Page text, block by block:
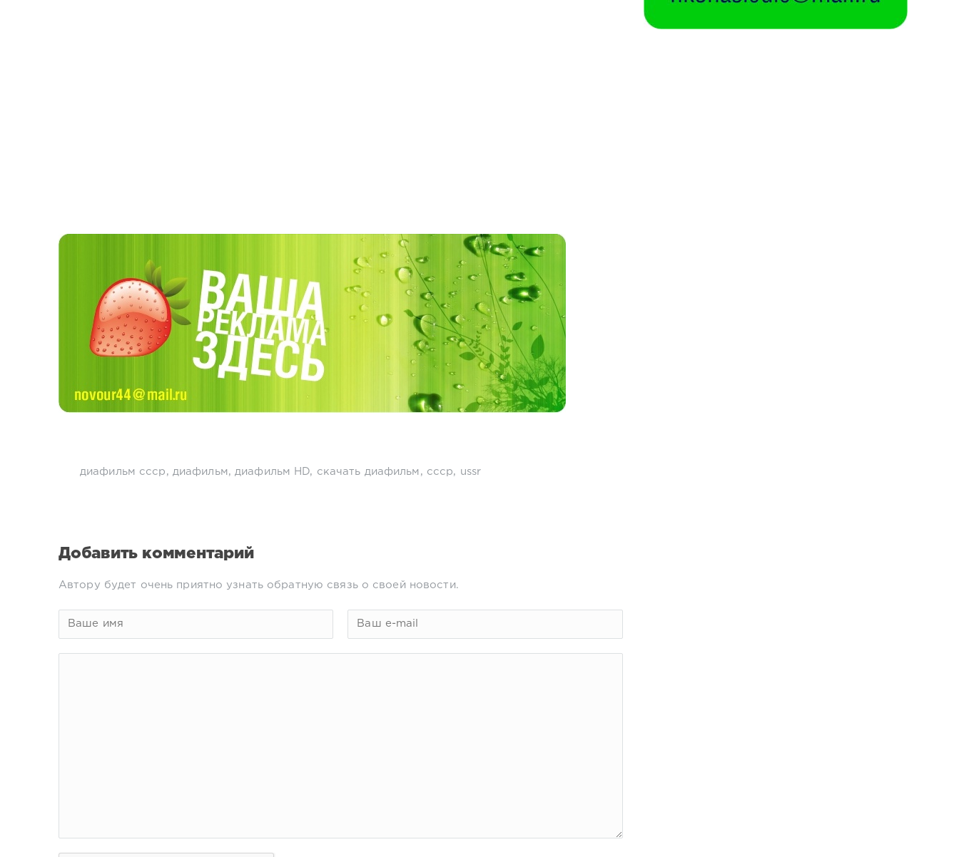
диафильм ссср , диафильм, диафильм HD, скачать диафильм , ссср, ussr
Добавить комментарий
Автору будет очень приятно узнать обратную связь о своей новости.